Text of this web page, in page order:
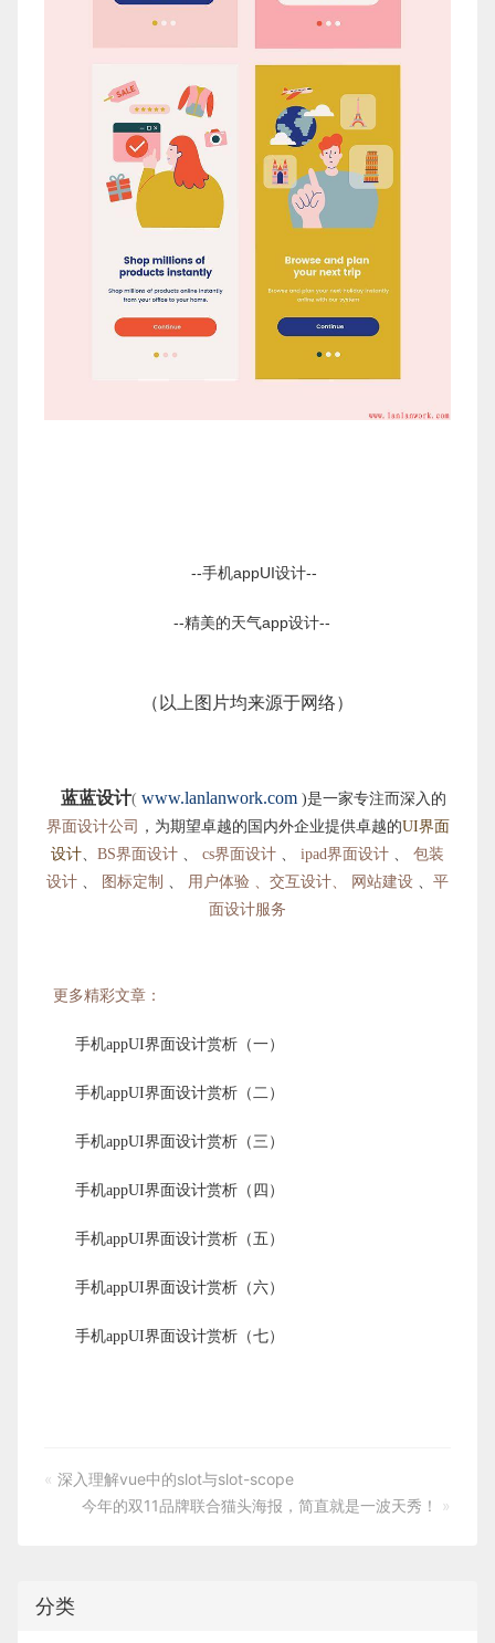
--手机appUI设计--
--精美的天气app设计--
（以上图片均来源于网络）
蓝蓝设计( www.lanlanwork.com )是一家专注而深入的
界面设计公司
，为期望卓越的国内外企业提供卓越的UI界面
设计、 BS界面设计 、 cs界面设计 、 ipad界面设计 、 包装
设计 、 图标定制 、 用户体验 、交互设计、 网站建设 、 平
面设计服务
更多精彩文章：
手机appUI界面设计赏析（一）
手机appUI界面设计赏析（二）
手机appUI界面设计赏析（三）
手机appUI界面设计赏析（四）
手机appUI界面设计赏析（五）
手机appUI界面设计赏析（六）
手机appUI界面设计赏析（七）
« 深入理解vue中的slot与slot-scope
今年的双11品牌联合猫头海报，简直就是一波天秀！
»
分类